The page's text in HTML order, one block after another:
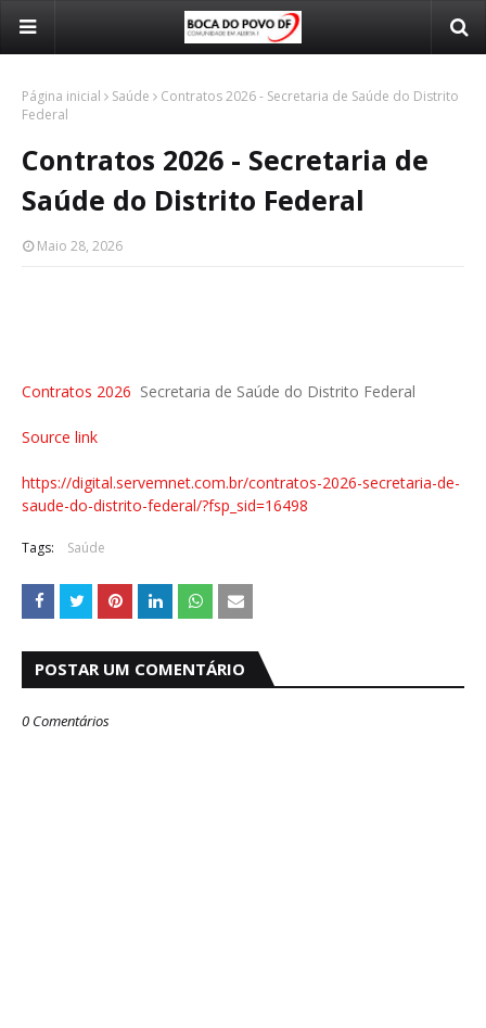
Página inicial Saúde
Contratos 2026 - Secretaria de Saúde do Distrito
Federal
Contratos 2026 - Secretaria de
Saúde do Distrito Federal
Maio 28, 2026
Contratos 2026 Secretaria de Saúde do Distrito Federal
Source link
https://digital.servemnet.com.br/contratos-2026-secretaria-de-
saude-do-distrito-federal/?fsp_sid=16498
Tags: Saúde
POSTAR UM COMENTÁRIO
0 Comentários